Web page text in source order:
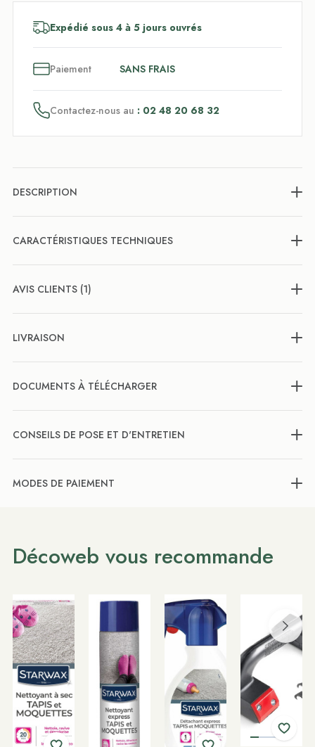
Expédié sous 4 à 5 jours ouvrés
Paiement SANS FRAIS
Contactez-nous au : 02 48 20 68 32
DESCRIPTION
CARACTÉRISTIQUES TECHNIQUES
AVIS CLIENTS (1)
LIVRAISON
DOCUMENTS À TÉLÉCHARGER
CONSEILS DE POSE ET D'ENTRETIEN
MODES DE PAIEMENT
Décoweb vous recommande